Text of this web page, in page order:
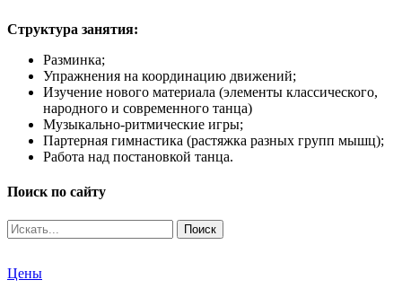
Структура занятия:
Разминка;
Упражнения на координацию движений;
Изучение нового материала (элементы классического,
народного и современного танца)
Музыкально-ритмические игры;
Партерная гимнастика (растяжка разных групп мышц);
Работа над постановкой танца.
Поиск по сайту
Поиск
Цены